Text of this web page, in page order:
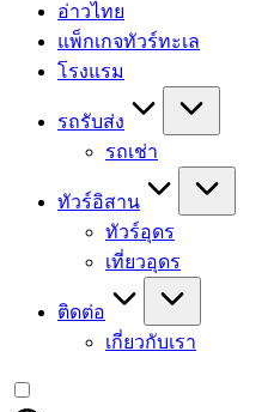
อ่าวไทย
แพ็กเกจทัวร์ทะเล
โรงแรม
รถรับส่ง
รถเช่า
ทัวร์อิสาน
ทัวร์อุดร
เที่ยวอุดร
ติดต่อ
เกี่ยวกับเรา